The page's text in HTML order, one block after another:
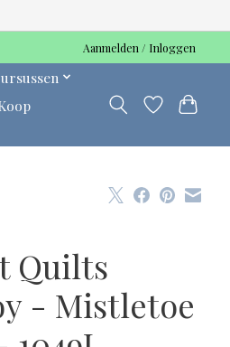
Aanmelden / Inloggen
Quilts
- Mistletoe